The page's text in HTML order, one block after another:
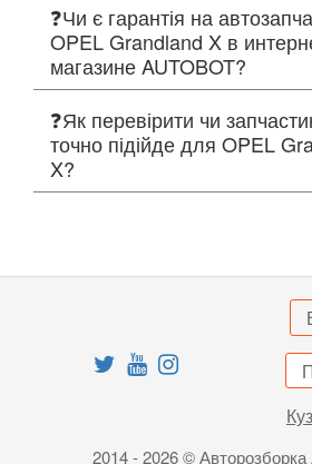
❓Чи є гарантія на
OPEL Grandland X в интернет-
магазине AUTOBOT?
❓Як перевірити чи
точно підійде для OPEL
X?
2014 - 2026 © Авторозборка